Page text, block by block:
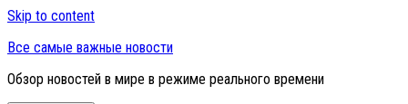
Skip to content
Все самые важные новости
Обзор новостей в мире в режиме реального времени